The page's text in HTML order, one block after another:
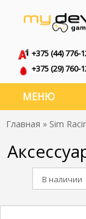
+375 (44) 776-
+375 (29) 760-
МЕНЮ
Главная » Sim
В наличии